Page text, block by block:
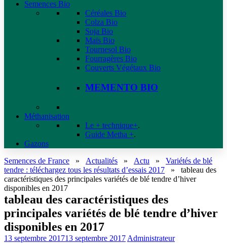
Semences Bio
Céréales Bio
Colza Bio
Soja Bio
Maïs Bio
Tournesol Bio
Fourragères Bio
Couverts Végétaux Bio
MEMENTO BIO
Méthanisation
Le + technique+.
Guide Metha +.
Gazons
Semences de France » Actualités » Actu » Variétés de blé
tendre : téléchargez tous les résultats d’essais 2017 » tableau des
caractéristiques des principales variétés de blé tendre d’hiver
disponibles en 2017
tableau des caractéristiques des
principales variétés de blé tendre d’hiver
disponibles en 2017
13 septembre 201713 septembre 2017 Administrateur